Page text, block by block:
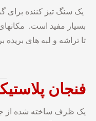
یک سنگ تیز کننده برای
بسیار مفید است.
تا تراشه و لبه های بریده
فنجان
یک ظرف ساخته شده از